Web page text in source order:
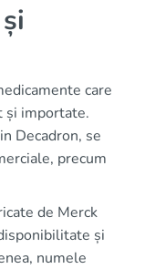
care
și importate.
Decadron, se
precum
de Merck
și
numele